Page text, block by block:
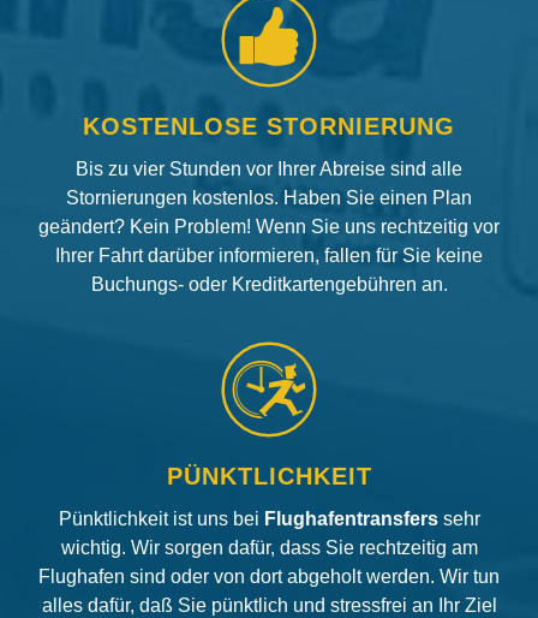
KOSTENLOSE STORNIERUNG
Bis zu vier Stunden vor Ihrer Abreise sind alle
Stornierungen kostenlos. Haben Sie einen Plan
geändert? Kein Problem! Wenn Sie uns rechtzeitig vor
Ihrer Fahrt darüber informieren, fallen für Sie keine
Buchungs- oder Kreditkartengebühren an.
PÜNKTLICHKEIT
Pünktlichkeit ist uns bei Flughafentransfers sehr
wichtig. Wir sorgen dafür, dass Sie rechtzeitig am
Flughafen sind oder von dort abgeholt werden. Wir tun
alles dafür, daß Sie pünktlich und stressfrei an Ihr Ziel